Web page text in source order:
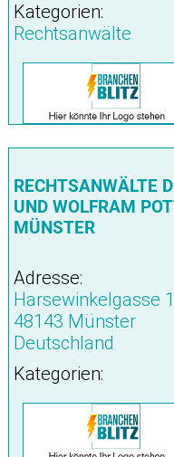
Kategorien:
Rechtsanwälte
RECHTSANWÄLTE
UND WOLFRAM
MÜNSTER
Adresse:
Harsewinkelgasse
48143 Münster
Deutschland
Kategorien: